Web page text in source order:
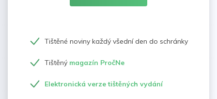
Tištěné noviny každý všední den do schránky
Tištěný magazín PročNe
Elektronická verze tištěných vydání